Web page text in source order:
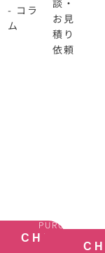
- コラ
ム
談・
お見
積り
依頼
CHECK
PURCHASE